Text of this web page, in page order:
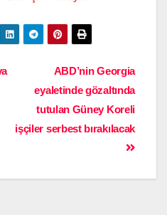
ABD’nin Georgia
eyaletinde gözaltında
tutulan Güney Koreli
işçiler serbest bırakılacak